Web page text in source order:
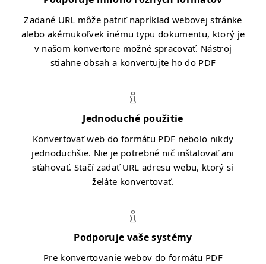
Zadané URL môže patriť napríklad webovej stránke
alebo akémukoľvek inému typu dokumentu, ktorý je
v našom konvertore možné spracovať. Nástroj
stiahne obsah a konvertujte ho do PDF
Jednoduché použitie
Konvertovať web do formátu PDF nebolo nikdy
jednoduchšie. Nie je potrebné nič inštalovať ani
sťahovať. Stačí zadať URL adresu webu, ktorý si
želáte konvertovať.
Podporuje vaše systémy
Pre konvertovanie webov do formátu PDF